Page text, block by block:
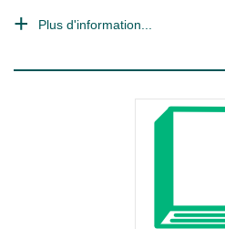
Plus d'information...